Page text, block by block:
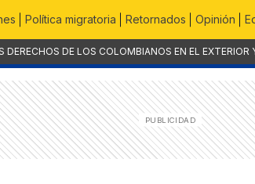
Política migratoria Retornados Opinión
DERECHOS DE LOS COLOMBIANOS EN EL